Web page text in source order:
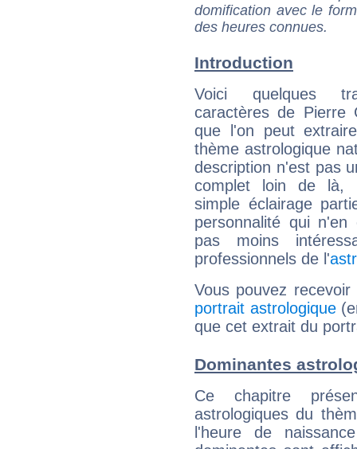
domification avec le
des heures connues.
Introduction
Voici quelques
caractères de Pierre
que l'on peut
thème astrologique
description n'est pas
complet loin de là,
simple éclairage
personnalité qui n'en
pas moins
professionnels de l'
Vous pouvez
portrait astrologique
que cet extrait du
Dominantes
Ce chapitre
astrologiques du
l'heure de